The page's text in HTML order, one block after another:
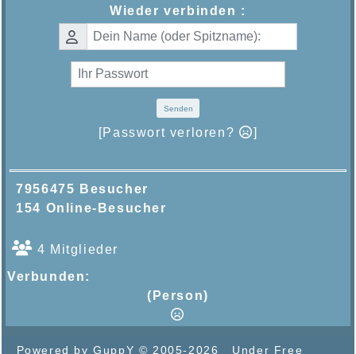
Wieder verbinden :
Senden
[Passwort verloren? ]
7956475 Besucher
154 Online-Besucher
4 Mitglieder
Verbunden:
(Person)
Powered by GuppY © 2005-2026 Under Free